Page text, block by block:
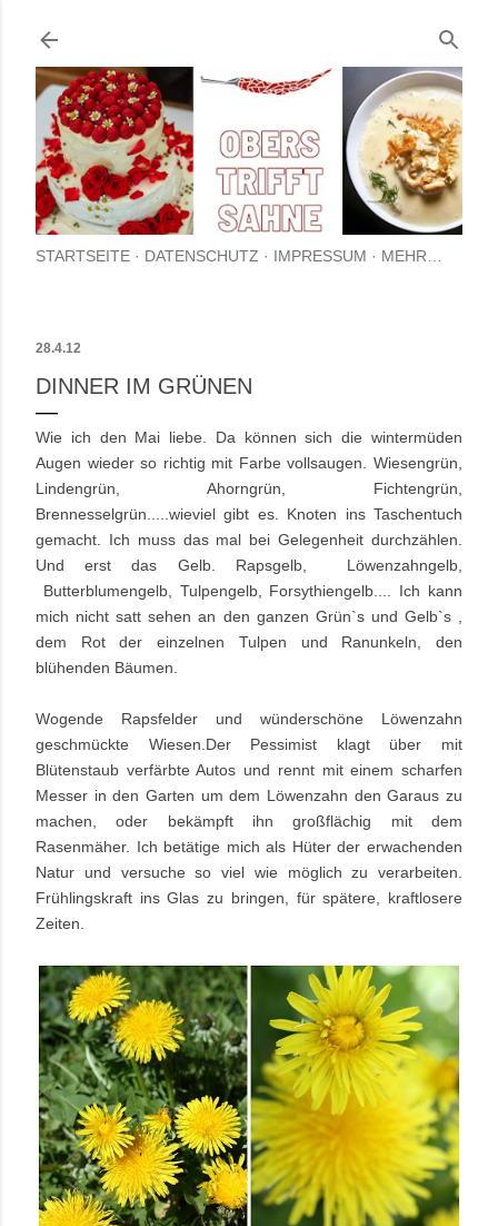
STARTSEITE DATENSCHUTZ IMPRESSUM MEHR…
28.4.12
DINNER IM GRÜNEN
Wie ich den Mai liebe. Da können sich die wintermüden
Augen wieder so richtig mit Farbe vollsaugen. Wiesengrün,
Lindengrün, Ahorngrün, Fichtengrün,
Brennesselgrün.....wieviel gibt es. Knoten ins Taschentuch
gemacht. Ich muss das mal bei Gelegenheit durchzählen.
Und erst das Gelb. Rapsgelb, Löwenzahngelb,
Butterblumengelb, Tulpengelb, Forsythiengelb.... Ich kann
mich nicht satt sehen an den ganzen Grün`s und Gelb`s ,
dem Rot der einzelnen Tulpen und Ranunkeln, den
blühenden Bäumen.
Wogende Rapsfelder und wünderschöne Löwenzahn
geschmückte Wiesen.Der Pessimist klagt über mit
Blütenstaub verfärbte Autos und rennt mit einem scharfen
Messer in den Garten um dem Löwenzahn den Garaus zu
machen, oder bekämpft ihn großflächig mit dem
Rasenmäher. Ich betätige mich als Hüter der erwachenden
Natur und versuche so viel wie möglich zu verarbeiten.
Frühlingskraft ins Glas zu bringen, für spätere, kraftlosere
Zeiten.